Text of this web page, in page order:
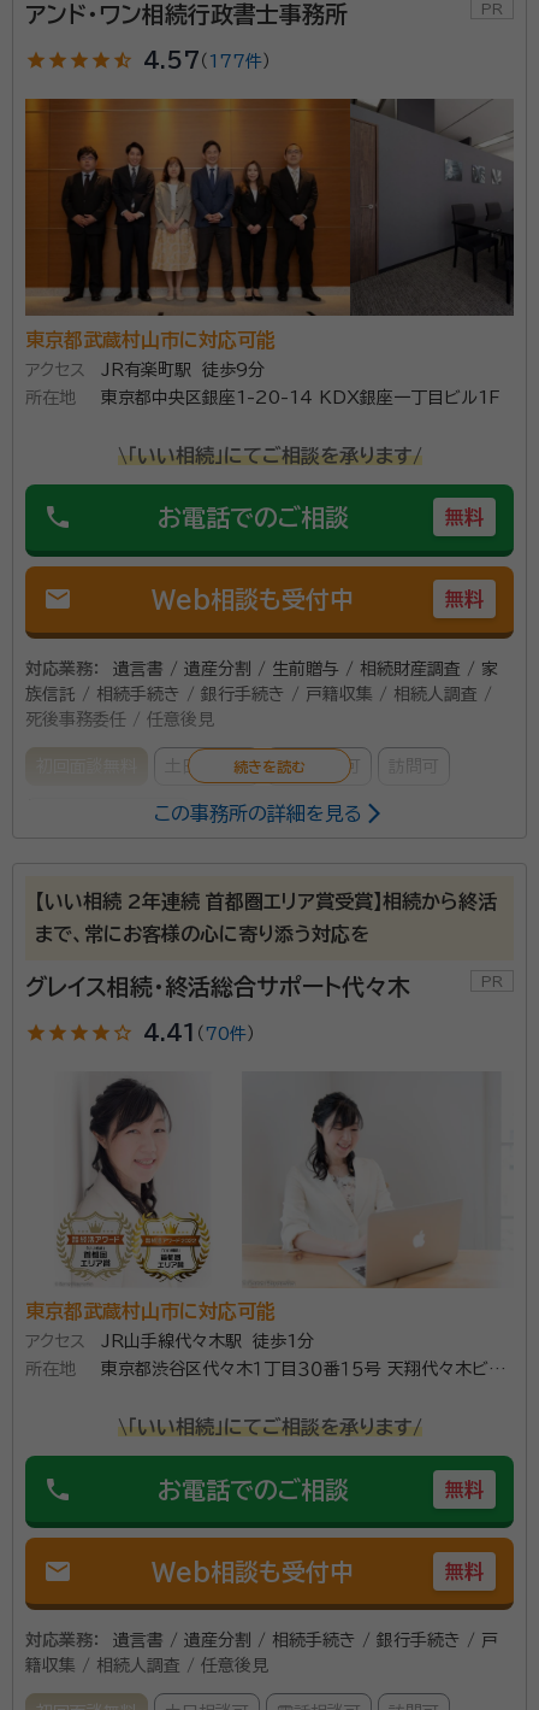
経歴：
相続業務歴15年
深野 友和（ふかの ともかず）
事務所口コミ（抜粋）：
account_circle 満足度 5.0
ご利用時期：2026/5
面談の感想
共働きのため、日曜日に自宅まで来ていただき、助かりました。説明もわ
かりやすく、費用も明確だったのでそのままお願いすることにいたしまし
た。
契約後の感想
依頼後の質問や要望にも素早く対応していただけ、何度でも回答してく
ださること。
相続のご相談は【完全無料】。【横浜駅徒歩5分】 横浜市内で財
産・不動産の相続・相続放棄・終活にお悩みの方はお気軽にご相
談ください。 相続の相談実績年間約1,000件。豊富な相談実績
します。 面談は土日やオンライン、ご自宅への出張面談も可能で
資格等：司法書士、行政書士、相続診断士
所属団体： 神奈川県司法書士会・神奈川県行政書士会
アンド・ワン相続行政書士事務所
star star star star star_half 4.57 （ 177件 ）
東京都武蔵村山市に対応可能
アクセス
JR有楽町駅 徒歩9分
所在地
東京都中央区銀座1-20-14 KDX銀座一丁目ビル1F
\「いい相続」にてご相談を承ります/
phone お電話でのご相談 無料
mail Web相談も受付中 無料
対応業務：
遺言書 / 遺産分割 / 生前贈与 / 相続財産調査 / 家
族信託 / 相続手続き / 銀行手続き / 戸籍収集 / 相続人調査 /
死後事務委任 / 任意後見
土日相談可 電話相談可 訪問可
女性スタッフ対応可
account_circle
こちらの意向をしっかり聴いたうえで細かな対応をしてもらえたから。
依頼後のメール及び電話の対応が迅速でこちらの分からない事等も丁寧
相続・後見・家族信託のセミナー講師を長年務める行政書士が対
応いたします！ ２０名以上の相続人がいるケース、連絡拒否する
相続人がいるケース等遺産分割協議が困難な様々な相続を解決
してきました。円満相続の秘訣、相続手続きの順番など相続に関
するあらゆることを分かりやすくアドバイスします。
資格等：行政書士
この事務所の詳細を見る
【いい相続 2年連続 首都圏エリア賞受賞】相続から終活
まで、常にお客様の心に寄り添う対応を
グレイス相続・終活総合サポート代々木
star star star star star_outline 4.41 （ 70件）
東京都武蔵村山市に対応可能
アクセス
JR山手線代々木駅 徒歩1分
所在地
東京都渋谷区代々木１丁目３０番１５号 天翔代々木ビ
\「いい相続」にてご相談を承ります/
phone お電話でのご相談 無料
mail Web相談も受付中 無料
対応業務：
遺言書 / 遺産分割 / 相続手続き / 銀行手続き / 戸
籍収集 / 相続人調査 / 任意後見